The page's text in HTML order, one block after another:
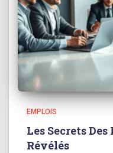
EMPLOIS
Les Secrets
Révélés